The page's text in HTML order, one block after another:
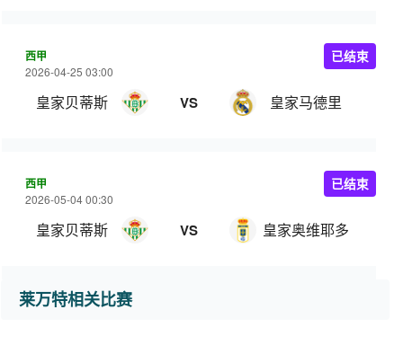
西甲
2026-04-25 03:00
皇家贝蒂斯 VS 皇家马德里
已结束
西甲
2026-05-04 00:30
皇家贝蒂斯 VS 皇家奥维耶多
已结束
莱万特相关比赛